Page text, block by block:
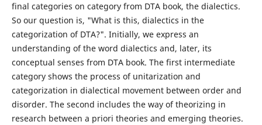
final categories on category from DTA book, the dialectics.
So our question is, "What is this, dialectics in the
categorization of DTA?". Initially, we express an
understanding of the word dialectics and, later, its
conceptual senses from DTA book. The first intermediate
category shows the process of unitarization and
categorization in dialectical movement between order and
disorder. The second includes the way of theorizing in
research between a priori theories and emerging theories.